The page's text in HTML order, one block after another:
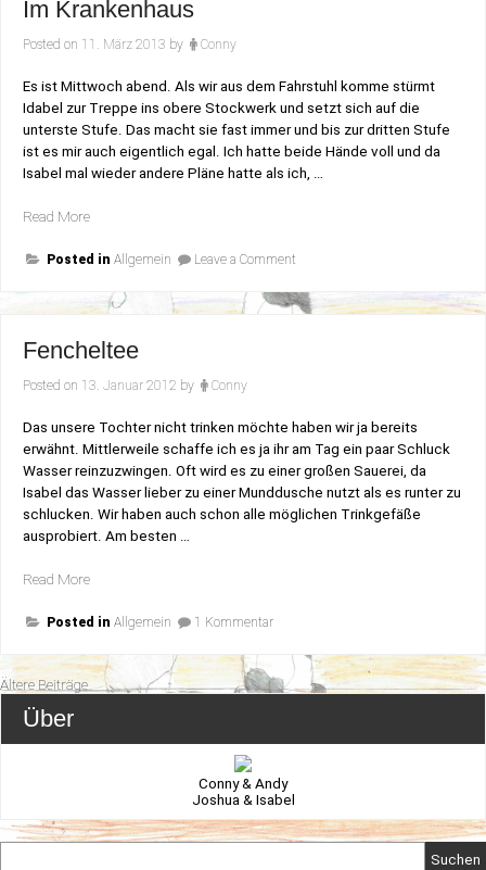
Im Krankenhaus
Posted on 11. März 2013 by Conny
Es ist Mittwoch abend. Als wir aus dem Fahrstuhl komme stürmt
Idabel zur Treppe ins obere Stockwerk und setzt sich auf die
unterste Stufe. Das macht sie fast immer und bis zur dritten Stufe
ist es mir auch eigentlich egal. Ich hatte beide Hände voll und da
Isabel mal wieder andere Pläne hatte als ich, …
Read More„Im
Posted in Allgemein Leave a Comment
Fencheltee
Posted on 13. Januar 2012 by Conny
Das unsere Tochter nicht trinken möchte haben wir ja bereits
erwähnt. Mittlerweile schaffe ich es ja ihr am Tag ein paar Schluck
Wasser reinzuzwingen. Oft wird es zu einer großen Sauerei, da
Isabel das Wasser lieber zu einer Munddusche nutzt als es runter zu
schlucken. Wir haben auch schon alle möglichen Trinkgefäße
ausprobiert. Am besten …
Read More„Fencheltee“
Posted in Allgemein 1 Kommentarzu
Beitragsnavigation
Ältere Beiträge
Über
Conny & Andy
Joshua & Isabel
Suchen